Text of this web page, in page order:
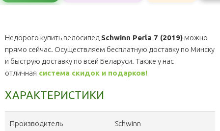
Недорого купить велосипед Schwinn Perla 7 (2019) можно
прямо сейчас. Осуществляем бесплатную доставку по Минску
и быструю доставку по всей Беларуси. Также у нас
отличная система скидок и подарков!
ХАРАКТЕРИСТИКИ
Производитель Schwinn